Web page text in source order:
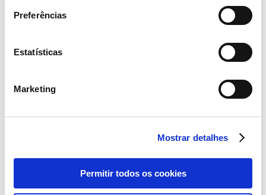
Preferências
Estatísticas
Marketing
Mostrar detalhes
Permitir todos os cookies
recordamos os meios de
implicam a utilização do terminal de pagamento (TPA):
pagamento por MBWay, pagamento através da App
Cartão Continente – Continente Pay e app Continente
Siga.